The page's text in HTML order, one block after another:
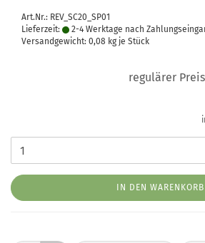
Art.Nr.: REV_SC20_SP01
Lieferzeit:
2-4 Werktage nach
Versandgewicht: 0,08 kg je Stück
regulärer
IN DEN WARENKORB